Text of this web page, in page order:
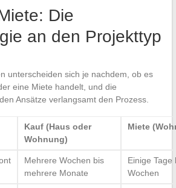
Die
an den Projekttyp
unterscheiden sich je nachdem, ob es
eine Miete handelt, und die
Ansätze verlangsamt den Prozess.
Kauf (Haus oder
Wohnung)
Miete
Mehrere Wochen bis
mehrere Monate
Einige Tage
Wochen